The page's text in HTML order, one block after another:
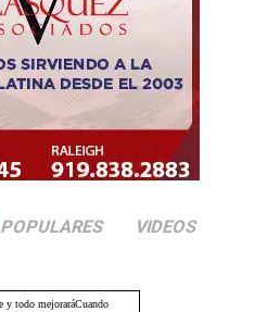
POPULARES VIDEOS